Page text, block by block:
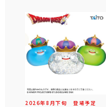
2026年8 月下旬 登場予定